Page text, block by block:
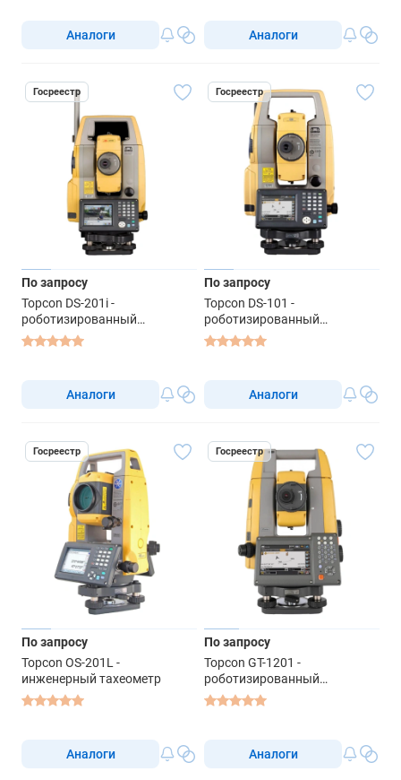
Аналоги Аналоги
Госреестр
По запросу
Topcon DS-201i -
роботизированный
тахеометр
Аналоги
Госреестр
По запросу
Topcon DS-101 -
роботизированный
тахеометр
Аналоги
Госреестр
По запросу
Topcon OS-201L -
инженерный тахеометр
Аналоги
Госреестр
По запросу
Topcon GT-1201 -
роботизированный
тахеометр
Аналоги